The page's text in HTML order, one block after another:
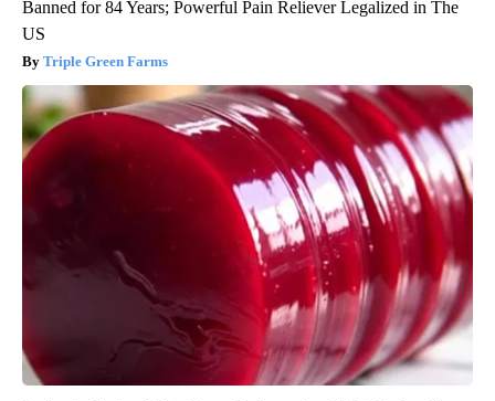
Banned for 84 Years; Powerful Pain Reliever Legalized in The
US
Triple Green Farms